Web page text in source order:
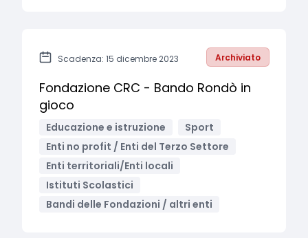
Scadenza: 15 dicembre 2023 Archiviato
Fondazione CRC - Bando Rondò in
gioco
Educazione e istruzione
Sport
Enti no profit / Enti del Terzo Settore
Enti territoriali/Enti locali
Istituti Scolastici
Bandi delle Fondazioni / altri enti